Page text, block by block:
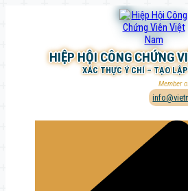
HIỆP HỘI CÔNG CHỨNG
XÁC THỰC Ý CHÍ – TẠO
Member